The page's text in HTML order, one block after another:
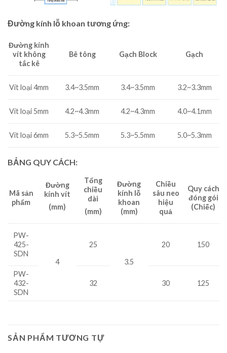
Đường kính lỗ khoan tương ứng:
Đường kính
vít không
tắc kê
Bê tông Gạch Block Gạch
Vít loại 4mm 3.4~3.5mm 3.4~3.5mm 3.2~3.3mm
Vít loại 5mm 4.2~4.3mm 4.2~4.3mm 4.0~4.1mm
Vít loại 6mm 5.3~5.5mm 5.3~5.5mm 5.0~5.3mm
BẢNG QUY CÁCH:
Mã sản
phẩm
Đường
kính vít
(mm)
Tổng
chiều
dài
(mm)
Đường
kính lỗ
khoan
(mm)
Chiều
sâu neo
hiệu
quả
Quy cách
đóng gói
(Chiếc)
PW-
425-
SDN
4
25
3.5
20 150
PW-
432-
SDN
32 30 125
SẢN PHẨM TƯƠNG TỰ